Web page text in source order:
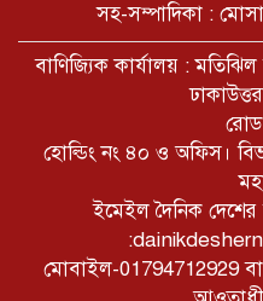
সহ-সম্পাদিকা :
বাণিজ্যিক কার্যালয় :
হোল্ডিং নং ৪০ ও অফিস।
ইমেইল দৈনিক
মোবাইল-01794712929